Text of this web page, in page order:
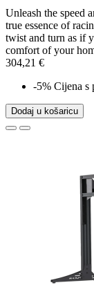
Unleash the speed
true essence of
twist and turn as if
comfort of your
304,21 €
-5% Cijena s
Dodaj u košaricu